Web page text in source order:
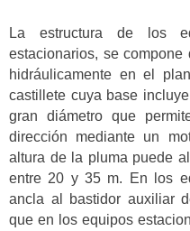
La estructura de los
estacionarios, se
hidráulicamente en el
castillete cuya base
gran diámetro que
dirección mediante un
altura de la pluma puede
entre 20 y 35 m. En los
ancla al bastidor auxiliar
que en los equipos